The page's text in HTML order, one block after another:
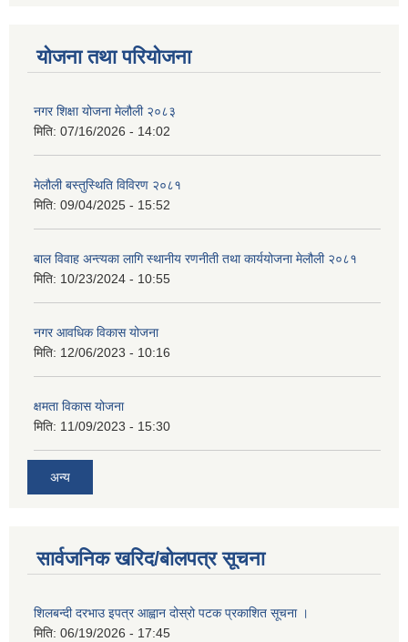
योजना तथा परियोजना
नगर शिक्षा योजना मेलौली २०८३
मिति: 07/16/2026 - 14:02
मेलौली बस्तुस्थिति विविरण २०८१
मिति: 09/04/2025 - 15:52
बाल विवाह अन्त्यका लागि स्थानीय रणनीती तथा कार्ययोजना मेलौली २०८१
मिति: 10/23/2024 - 10:55
नगर आवधिक विकास योजना
मिति: 12/06/2023 - 10:16
क्षमता विकास योजना
मिति: 11/09/2023 - 15:30
अन्य
सार्वजनिक खरिद/बोलपत्र सूचना
शिलबन्दी दरभाउ इपत्र आह्वान दोस्रो पटक प्रकाशित सूचना ।
मिति: 06/19/2026 - 17:45